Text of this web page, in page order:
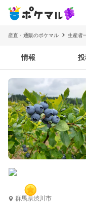
産直・通販のポケマル 生産者
情報
群馬県渋川市